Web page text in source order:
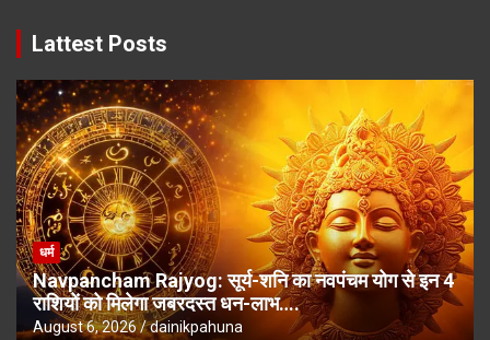
Lattest Posts
धर्म
Navpancham Rajyog: सूर्य-शनि का नवपंचम योग से इन 4
राशियों को मिलेगा जबरदस्त धन-लाभ….
August 6, 2026 dainikpahuna